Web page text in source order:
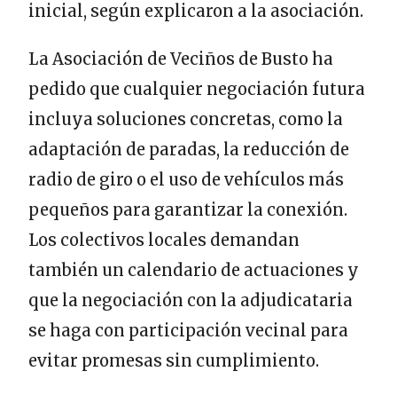
inicial, según explicaron a la asociación.
La Asociación de Veciños de Busto ha
pedido que cualquier negociación futura
incluya soluciones concretas, como la
adaptación de paradas, la reducción de
radio de giro o el uso de vehículos más
pequeños para garantizar la conexión.
Los colectivos locales demandan
también un calendario de actuaciones y
que la negociación con la adjudicataria
se haga con participación vecinal para
evitar promesas sin cumplimiento.